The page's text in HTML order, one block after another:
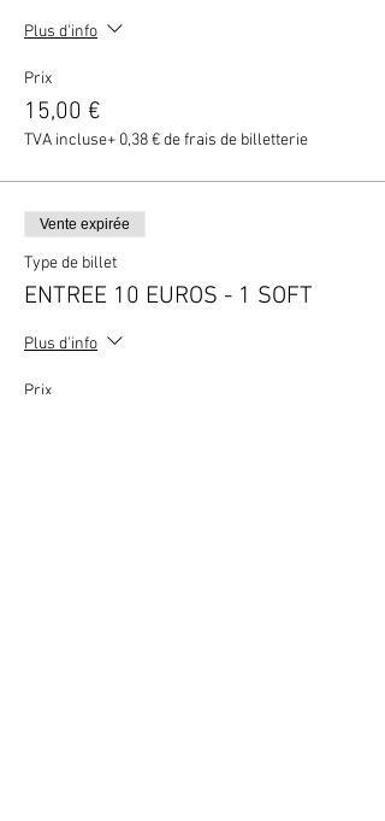
Plus d'info
Prix
15,00 €
TVA incluse+ 0,38 € de frais de billetterie
Vente expirée
Type de billet
ENTREE 10 EUROS - 1 SOFT
Plus d'info
Prix